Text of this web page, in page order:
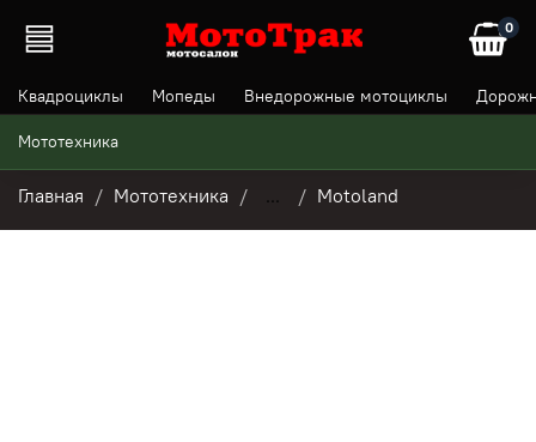
0
Квадроциклы Мопеды Внедорожные мотоциклы
Мототехника
Главная Мототехника Motoland